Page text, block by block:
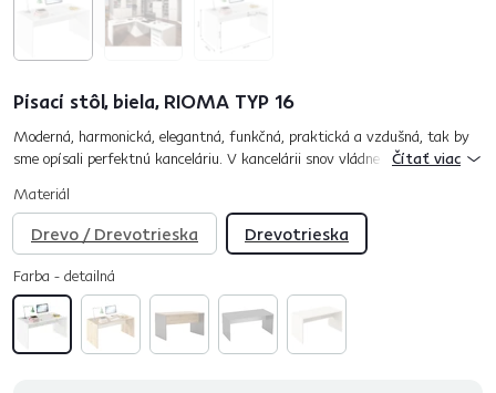
Písací stôl, biela, RIOMA TYP 16
Moderná, harmonická, elegantná, funkčná, praktická a vzdušná, tak by
sme opísali perfektnú kanceláriu. V kancelárii snov vládne atmosféra
Čítať viac
Materiál
Drevo / Drevotrieska Drevotrieska
Farba - detailná